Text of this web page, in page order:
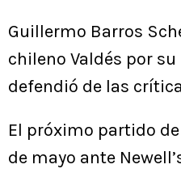
Guillermo Barros
chileno Valdés por
defendió de las
El próximo partido
de mayo ante